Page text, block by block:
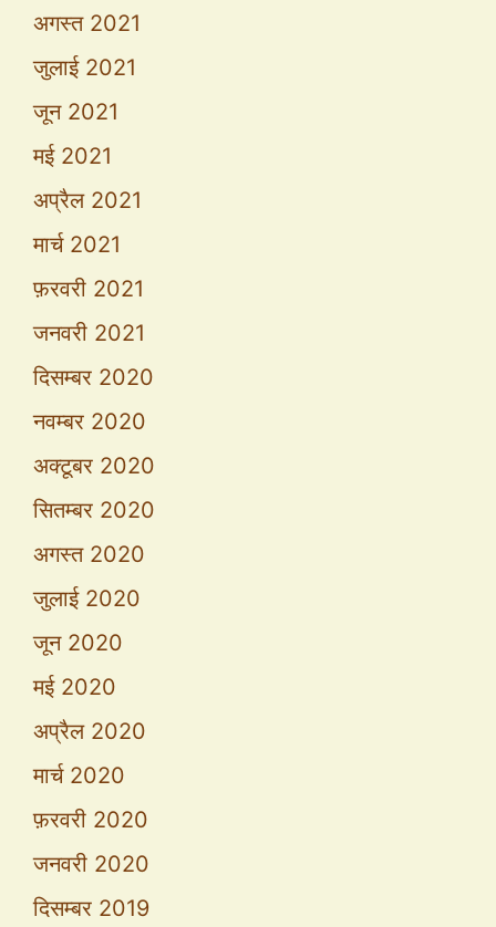
अगस्त 2021
जुलाई 2021
जून 2021
मई 2021
अप्रैल 2021
मार्च 2021
फ़रवरी 2021
जनवरी 2021
दिसम्बर 2020
नवम्बर 2020
अक्टूबर 2020
सितम्बर 2020
अगस्त 2020
जुलाई 2020
जून 2020
मई 2020
अप्रैल 2020
मार्च 2020
फ़रवरी 2020
जनवरी 2020
दिसम्बर 2019